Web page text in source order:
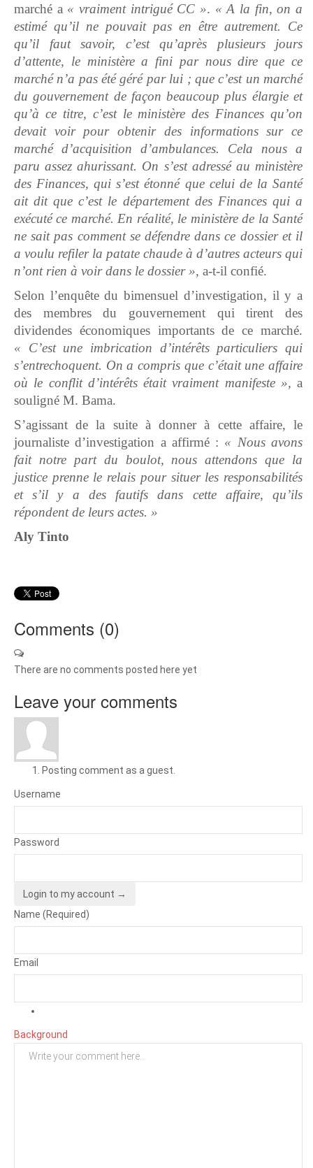
marché a « vraiment intrigué CC ». « A la fin, on a
estimé qu’il ne pouvait pas en être autrement. Ce
qu’il faut savoir, c’est qu’après plusieurs jours
d’attente, le ministère a fini par nous dire que ce
marché n’a pas été géré par lui ; que c’est un marché
du gouvernement de façon beaucoup plus élargie et
qu’à ce titre, c’est le ministère des Finances qu’on
devait voir pour obtenir des informations sur ce
marché d’acquisition d’ambulances. Cela nous a
paru assez ahurissant. On s’est adressé au ministère
des Finances, qui s’est étonné que celui de la Santé
ait dit que c’est le département des Finances qui a
exécuté ce marché. En réalité, le ministère de la Santé
ne sait pas comment se défendre dans ce dossier et il
a voulu refiler la patate chaude à d’autres acteurs qui
n’ont rien à voir dans le dossier », a-t-il confié.
Selon l’enquête du bimensuel d’investigation, il y a
des membres du gouvernement qui tirent des
dividendes économiques importants de ce marché.
« C’est une imbrication d’intérêts particuliers qui
s’entrechoquent. On a compris que c’était une affaire
où le conflit d’intérêts était vraiment manifeste », a
souligné M. Bama.
S’agissant de la suite à donner à cette affaire, le
journaliste d’investigation a affirmé : « Nous avons
fait notre part du boulot, nous attendons que la
justice prenne le relais pour situer les responsabilités
et s’il y a des fautifs dans cette affaire, qu’ils
répondent de leurs actes. »
Aly Tinto
Comments (0)
There are no comments posted here yet
Leave your comments
Posting comment as a guest.
Username
Password
Login to my account →
Name (Required)
Email
Background